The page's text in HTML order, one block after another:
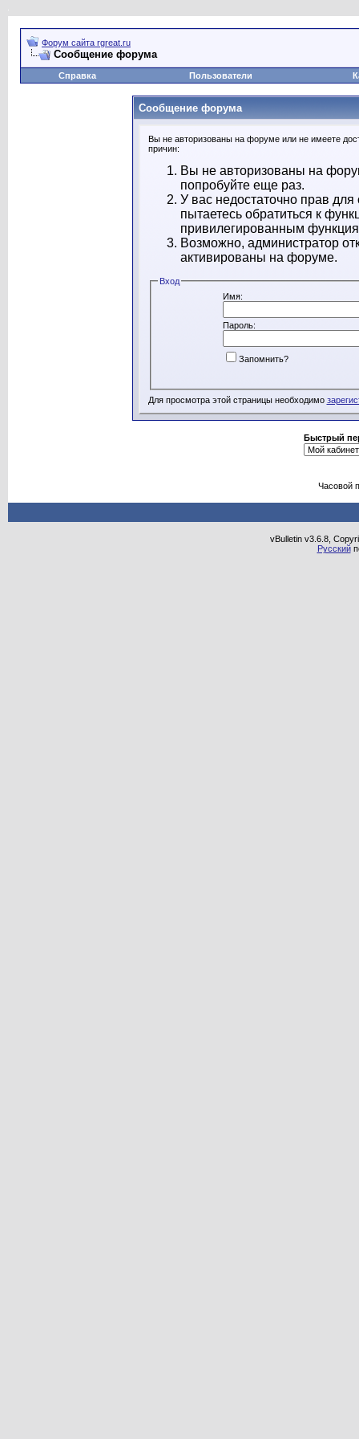
Форум сайта rgreat.ru
Сообщение форума
Справка Пользователи
Сообщение форума
Вы не авторизованы на форуме или не имеете
причин:
Вы не авторизованы на
попробуйте еще раз.
У вас недостаточно прав
пытаетесь обратиться к
привилегированным
Возможно, администратор
активированы на форуме.
Вход
Имя:
Пароль:
Запомнить?
Для просмотра этой страницы необходимо
Быстрый
Часовой
vBulletin v3.6.8,
Русский